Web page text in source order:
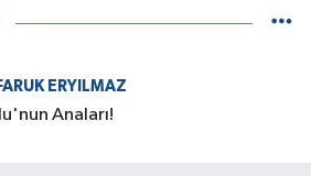
ERYILMAZ
Anaları!